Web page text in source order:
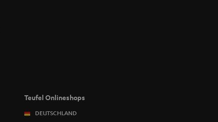
Teufel Onlineshops
DEUTSCHLAND